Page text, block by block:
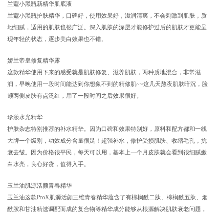
兰蔻小黑瓶新精华肌底液
兰蔻小黑瓶护肤精华，口碑好，使用效果好，滋润清爽，不会刺激到肌肤，质
地细腻，适用的肌肤也很广泛。深入肌肤的深层才能修护过后的肌肤才更能呈
现年轻的状态，逐步美白效果也不错。
娇兰帝皇修复精华露
这款精华使用下来的感受就是肌肤修复、滋养肌肤，两种质地混合，非常滋
润，早晚使用一段时间能达到你想象不到的精修肌~~这几天熬夜肌肤暗沉，脸
颊两侧皮肤有点泛红，用了一段时间之后效果很好。
珍漾水光精华
护肤杂志特别推荐的补水精华。因为口碑和效果特别好，原料和配方都和一线
大牌一个级别，功效成分含量很足！超强补水，修护受损肌肤、收缩毛孔，抗
衰去皱。因为价格很平民，每天可以用，基本上一个月皮肤就会看到很细腻嫩
白水亮，良心好货，值得入手。
玉兰油肌源活颜青春精华
玉兰油这款ProX肌源活颜三维青春精华蕴含了有棕榈酰二肽、棕榈酰五肽、烟
酰胺和甘油精选调配而成的复合物等精华成分能够从根源解决肌肤衰老问题，